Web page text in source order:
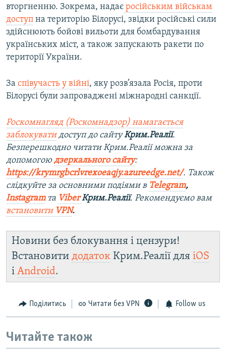
вторгненню. Зокрема, надає російським військам
доступ на територію Білорусі, звідки російські сили
здійснюють бойові вильоти для бомбардування
українських міст, а також запускають ракети по
території України.
За співучасть у війні, яку розв’язала Росія, проти
Білорусі були запроваджені міжнародні санкції.
Роскомнагляд (Роскомнадзор) намагається
заблокуватидоступ до сайтуКрим.Реалії.
Безперешкодно читати Крим.Реалії можна за
допомогою дзеркального сайту:
https://krymrgbcrlvrexoeaqjy.azureedge.net/. Також
слідкуйте за основними подіями в Telegram,
Instagramта ViberКрим.Реалії. Рекомендуємо вам
встановити VPN.
Новини без блокування і цензури!
Встановити додаток Крим.Реалії для iOS
і Android.
Поділитись Читати без VPN Follow us
Читайте також